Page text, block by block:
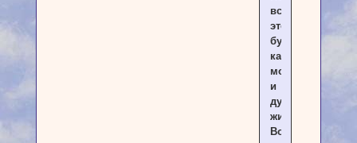
все
это
будет
касаться
моральной
и
духовной
жизни
Вопрошающего